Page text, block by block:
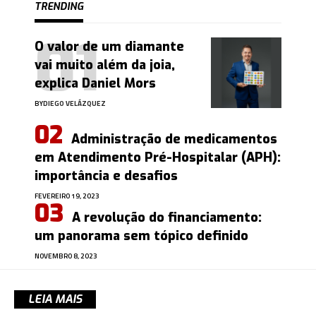
TRENDING
O valor de um diamante
vai muito além da joia,
explica Daniel Mors
BYDIEGO VELÁZQUEZ
Administração de medicamentos
em Atendimento Pré-Hospitalar (APH):
importância e desafios
FEVEREIRO 19, 2023
A revolução do financiamento:
um panorama sem tópico definido
NOVEMBRO 8, 2023
LEIA MAIS